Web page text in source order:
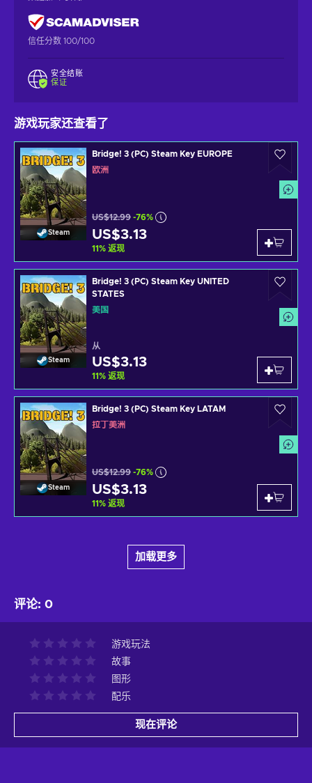
信任分数 100/100
安全结账
保证
游戏玩家还查看了
Steam
Bridge! 3 (PC) Steam Key EUROPE
欧洲
US$12.99 -76%
US$3.13
11% 返现
Steam
Bridge! 3 (PC) Steam Key UNITED
STATES
美国
从
US$3.13
11% 返现
Steam
Bridge! 3 (PC) Steam Key LATAM
拉丁美洲
US$12.99 -76%
US$3.13
11% 返现
加载更多
评论: 0
游戏玩法
故事
图形
配乐
现在评论